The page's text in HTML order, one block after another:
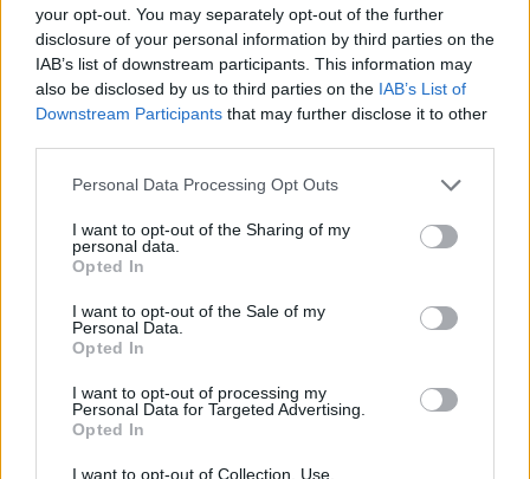
your opt-out. You may separately opt-out of the further
disclosure of your personal information by third parties on the
IAB’s list of downstream participants. This information may
also be disclosed by us to third parties on the IAB’s List of
Downstream Participants that may further disclose it to other
Personal Data Processing Opt Outs
I want to opt-out of the Sharing of my
personal data.
Opted In
I want to opt-out of the Sale of my
Personal Data.
Opted In
I want to opt-out of processing my
Personal Data for Targeted Advertising.
Opted In
I want to opt-out of Collection, Use,
Nyhetssammandrag
onsdag 8 juni 2022
kronvittnen och nu har drygt 700 polisstudenter
dygnets nyhetssammandrag.